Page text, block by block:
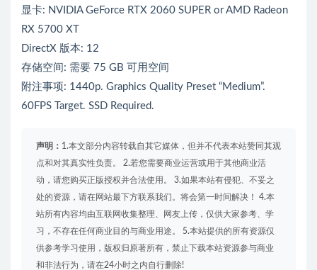
显卡: NVIDIA GeForce RTX 2060 SUPER or AMD Radeon
RX 5700 XT
DirectX 版本: 12
存储空间: 需要 75 GB 可用空间
附注事项: 1440p. Graphics Quality Preset “Medium”.
60FPS Target. SSD Required.
声明： 1.本文部分内容转载自其它媒体，但并不代表本站赞同其观
点和对其真实性负责。 2.若您需要商业运营或用于其他商业活
动，请您购买正版授权并合法使用。 3.如果本站有侵犯、不妥之
处的资源，请在网站最下方联系我们。将会第一时间解决！ 4.本
站所有内容均由互联网收集整理、网友上传，仅供大家参考、学
习，不存在任何商业目的与商业用途。 5.本站提供的所有资源仅
供参考学习使用，版权归原著所有，禁止下载本站资源参与商业
和非法行为，请在24小时之内自行删除!